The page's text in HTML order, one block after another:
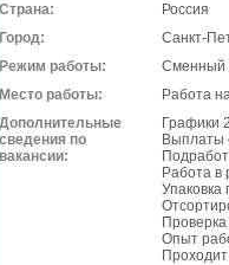
Страна:
Россия
Город:
Санкт-
Режим работы:
Сменный
Место работы:
Работа
Дополнительные
сведения по
вакансии:
Графики
Выплаты
Работа в
Проверка
Опыт